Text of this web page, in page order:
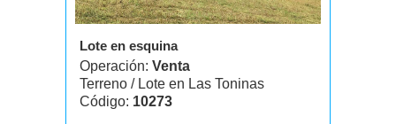
Lote en esquina
Operación: Venta
Terreno / Lote en Las Toninas
Código: 10273